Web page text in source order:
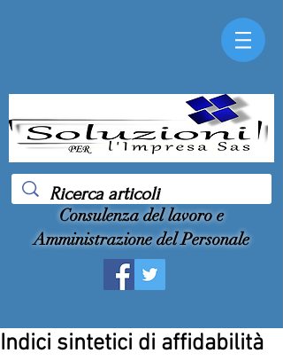
Consulenza del lavoro e
Amministrazione del Personale
Indici sintetici di affidabilità